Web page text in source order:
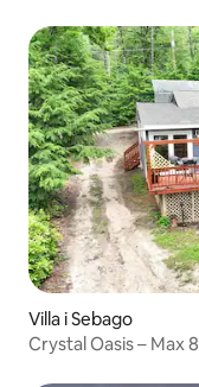
Villa i Sebago
Crystal Oasis – Max 8